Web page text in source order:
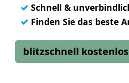
✓ Schnell &
✓ Finden Sie das beste
blitzschnell